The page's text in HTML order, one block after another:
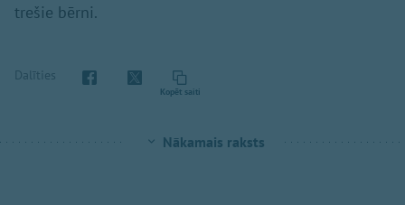
trešie bērni.
Dalīties
Kopēt saiti
Nākamais raksts